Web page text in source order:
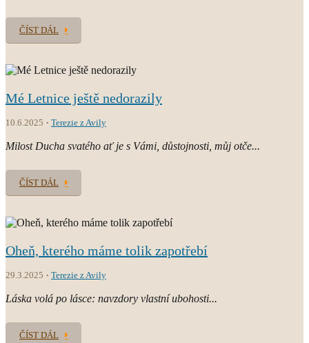
ČÍST DÁL
Mé Letnice ještě nedorazily
10.6.2025 Terezie z Avily
Milost Ducha svatého ať je s Vámi, důstojnosti, můj otče...
ČÍST DÁL
Oheň, kterého máme tolik zapotřebí
29.3.2025 Terezie z Avily
Láska volá po lásce: navzdory vlastní ubohosti...
ČÍST DÁL